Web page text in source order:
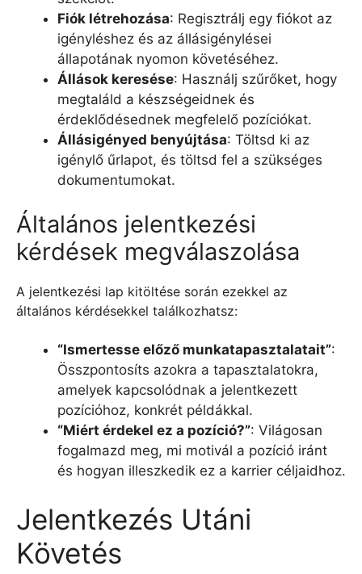
Fiók létrehozása: Regisztrálj egy fiókot az
igényléshez és az állásigénylései
állapotának nyomon követéséhez.
Állások keresése: Használj szűrőket, hogy
megtaláld a készségeidnek és
érdeklődésednek megfelelő pozíciókat.
Állásigényed benyújtása: Töltsd ki az
igénylő űrlapot, és töltsd fel a szükséges
dokumentumokat.
Általános jelentkezési
kérdések megválaszolása
A jelentkezési lap kitöltése során ezekkel az
általános kérdésekkel találkozhatsz:
“Ismertesse előző munkatapasztalatait”:
Összpontosíts azokra a tapasztalatokra,
amelyek kapcsolódnak a jelentkezett
pozícióhoz, konkrét példákkal.
“Miért érdekel ez a pozíció?”: Világosan
fogalmazd meg, mi motivál a pozíció iránt
és hogyan illeszkedik ez a karrier céljaidhoz.
Jelentkezés Utáni
Követés